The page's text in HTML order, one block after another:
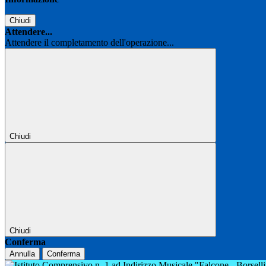
Chiudi
Attendere...
Attendere il completamento dell'operazione...
Chiudi
Chiudi
Conferma
Annulla Conferma